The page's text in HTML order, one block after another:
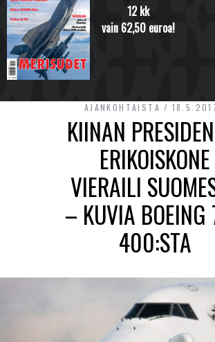
12 kk
vain 62,50 euroa!
AJANKOHTAISTA
KIINAN
ERIKOISKONE
VIERAILI
– KUVIA BOEING
400:STA